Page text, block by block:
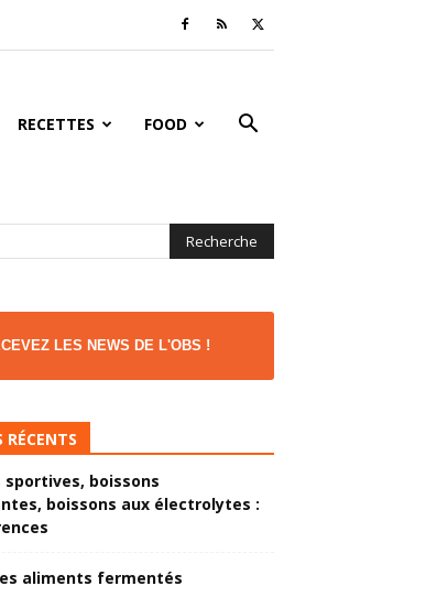
RECETTES FOOD
LES NEWS DE L'OBS !
RÉCENTS
sportives, boissons
boissons aux électrolytes :
aliments fermentés